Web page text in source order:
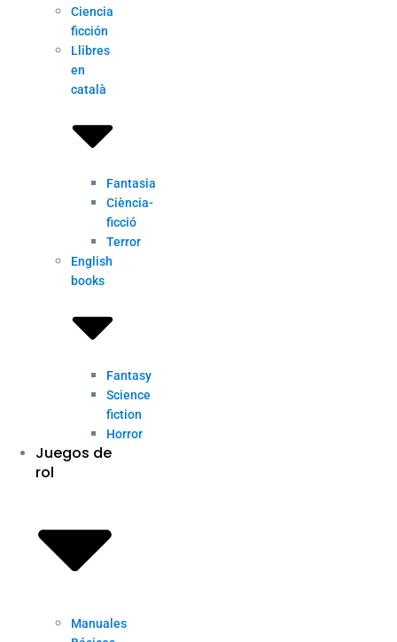
Ciencia
ficción
Llibres
en
català
Fantasia
Ciència-
ficció
Terror
English
books
Fantasy
Science
fiction
Horror
Juegos de
rol
Manuales